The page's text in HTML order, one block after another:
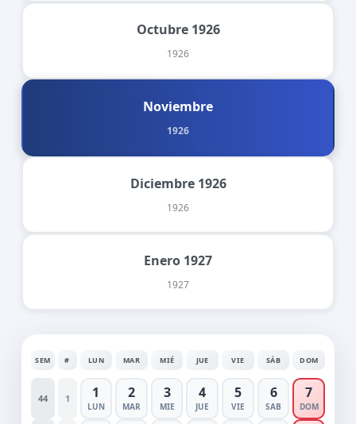
Octubre 1926
1926
Noviembre
1926
Diciembre 1926
1926
Enero 1927
1927
SEM # LUN MAR MIÉ JUE VIE SÁB DOM
44 1 1
LUN
2
MAR
3
MIE
4
JUE
5
VIE
6
SAB
7
DOM